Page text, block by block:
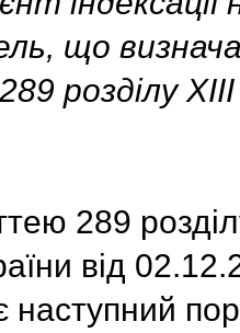
що
розділу
289
від